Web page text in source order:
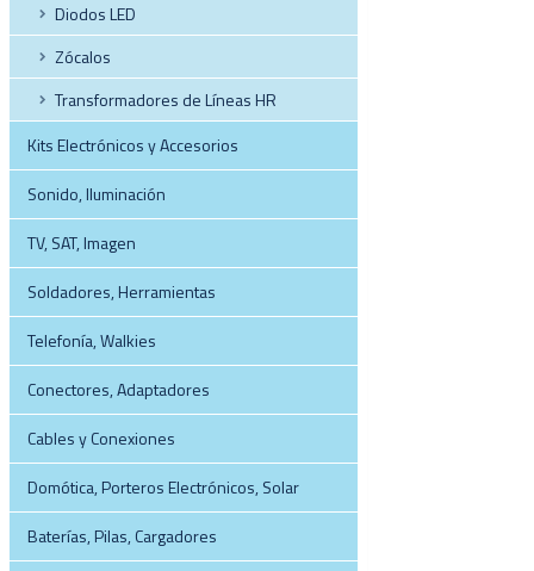
Diodos LED
Zócalos
Transformadores de Líneas HR
Kits Electrónicos y Accesorios
Sonido, Iluminación
TV, SAT, Imagen
Soldadores, Herramientas
Telefonía, Walkies
Conectores, Adaptadores
Cables y Conexiones
Domótica, Porteros Electrónicos, Solar
Baterías, Pilas, Cargadores